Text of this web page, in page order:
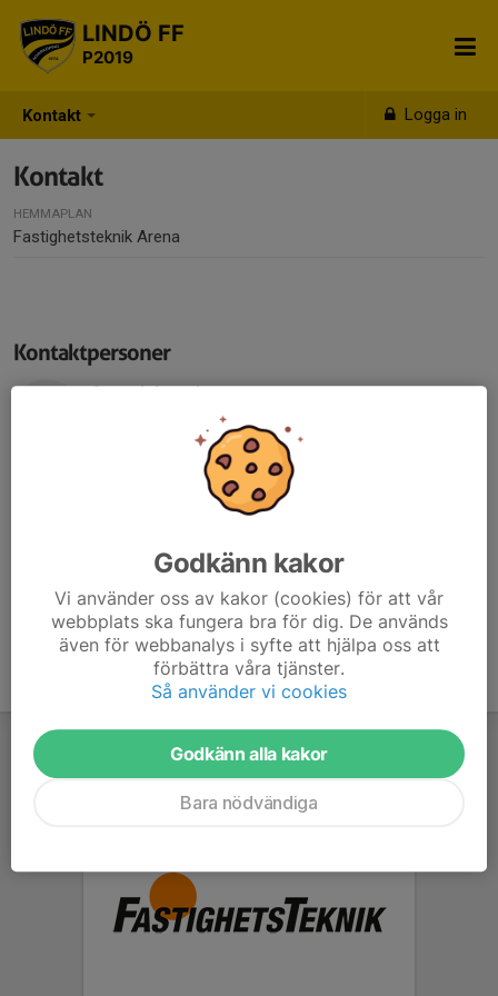
Kontakt Logga in
LINDÖ FF
P2019
Kontakt
HEMMAPLAN
Fastighetsteknik Arena
Kontaktpersoner
Sven Johnard
sven@johnard.com
Viktoria Borgedahl
070-799 46 61Godkänn kakor
Vi använder oss av kakor (cookies) för att vår
webbplats ska fungera bra för dig. De används
även för webbanalys i syfte att hjälpa oss att
förbättra våra tjänster.
Så använder vi cookies
Godkänn alla kakor
Bara nödvändiga